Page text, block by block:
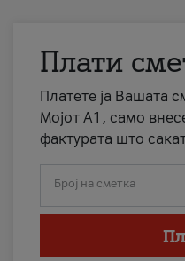
Плати
Платете ја Вашата
Мојот А1, само
фактурата што
Број на сметка